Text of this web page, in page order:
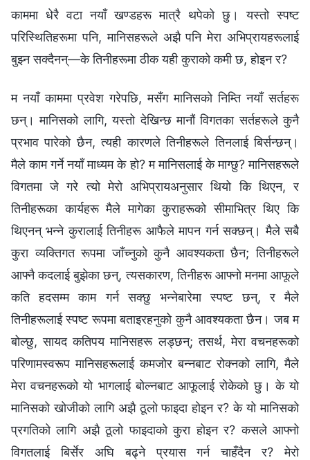
काममा धेरै वटा नयाँ खण्डहरू मात्रै थपेको छु। यस्तो स्पष्ट
परिस्‍थितिहरूमा पनि, मानिसहरूले अझै पनि मेरा अभिप्रायहरूलाई
बुझ्‍न सक्दैनन्—के तिनीहरूमा ठीक यही कुराको कमी छ, होइन र?
म नयाँ काममा प्रवेश गरेपछि, मसँग मानिसको निम्ति नयाँ सर्तहरू
छन्। मानिसको लागि, यस्तो देखिन्छ मानौं विगतका सर्तहरूले कुनै
प्रभाव पारेको छैन, त्यही कारणले तिनीहरूले तिनलाई बिर्सन्छन्।
मैले काम गर्ने नयाँ माध्यम के हो? म मानिसलाई के माग्छु? मानिसहरूले
विगतमा जे गरे त्यो मेरो अभिप्रायअनुसार थियो कि थिएन, र
तिनीहरूका कार्यहरू मैले मागेका कुराहरूको सीमाभित्र थिए कि
थिएनन् भन्‍ने कुरालाई तिनीहरू आफैले मापन गर्न सक्छन्। मैले सबै
कुरा व्यक्तिगत रूपमा जाँच्‍नुको कुनै आवश्यकता छैन; तिनीहरूले
आफ्‍नै कदलाई बुझेका छन्, त्यसकारण, तिनीहरू आफ्‍नो मनमा आफूले
कति हदसम्‍म काम गर्न सक्छु भन्‍नेबारेमा स्पष्ट छन्, र मैले
तिनीहरूलाई स्पष्ट रूपमा बताइरहनुको कुनै आवश्यकता छैन। जब म
बोल्छु, सायद कतिपय मानिसहरू लड्छन्; तसर्थ, मेरा वचनहरूको
परिणामस्वरूप मानिसहरूलाई कमजोर बन्‍नबाट रोक्‍नको लागि, मैले
मेरा वचनहरूको यो भागलाई बोल्नबाट आफूलाई रोकेको छु। के यो
मानिसको खोजीको लागि अझै ठूलो फाइदा होइन र? के यो मानिसको
प्रगतिको लागि अझै ठूलो फाइदाको कुरा होइन र? कसले आफ्नो
विगतलाई बिर्सेर अघि बढ्ने प्रयास गर्न चाहँदैन र? मेरो